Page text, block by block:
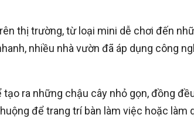
thị trường, từ loại mini dễ chơi đến
nhiều nhà vườn đã áp dụng công
ra những chậu cây nhỏ gọn, đồng
để trang trí bàn làm việc hoặc làm